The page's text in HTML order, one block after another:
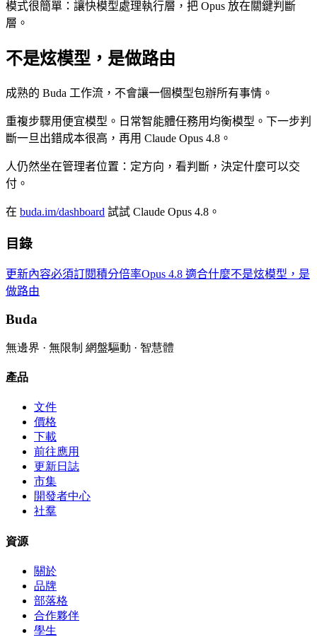
模式很簡單：讓快模型處理執行層，把 Opus 放在關鍵判斷
層。
不是炫模型，是做路由
成熟的 Buda 工作流，不會讓一個模型包辦所有事情。
重複步驟用便宜模型。日常智能體任務用均衡模型。下一步判
斷一旦出錯成本很高，再用 Claude Opus 4.8。
人仍然坐在管理者位置：定方向，看判斷，決定什麼可以交
付。
在 buda.im/dashboard 試試 Claude Opus 4.8。
目錄
更新內容必須訂閱積分倍率Opus 4.8 適合什麼不是炫模型，是
做路由
Buda
無邊界 · 無限制 網盤驅動 · 智慧體
產品
文件
價格
下載
前往應用
更新日誌
市集
開發者中心
社羣
資源
關於
品牌
部落格
合作夥伴
學生